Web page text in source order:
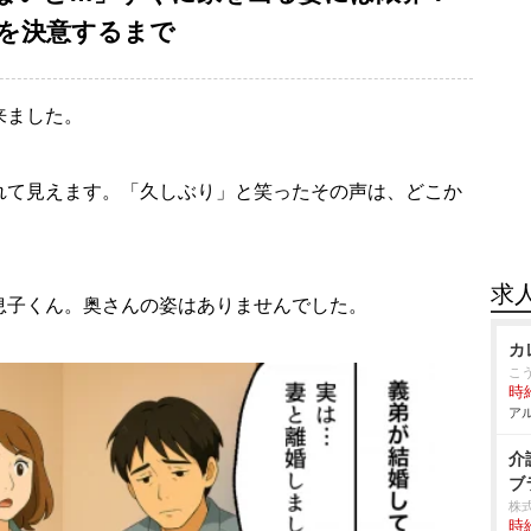
決意するまで
した。
見えます。「久しぶり」と笑ったその声は、どこか
くん。奥さんの姿はありませんでした。 求
カ
こ
時
ア
介
ブ
株
時